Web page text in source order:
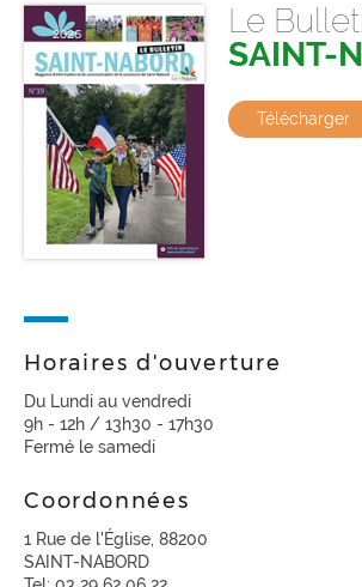
Le
SAINT-
Télécharger
Horaires d'ouverture
Du Lundi au vendredi
9h - 12h / 13h30 - 17h30
Fermé le samedi
Coordonnées
1 Rue de l'Église, 88200
SAINT-NABORD